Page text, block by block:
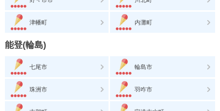
津幡町 内灘町
能登(輪島)
七尾市 輪島市
珠洲市 羽咋市